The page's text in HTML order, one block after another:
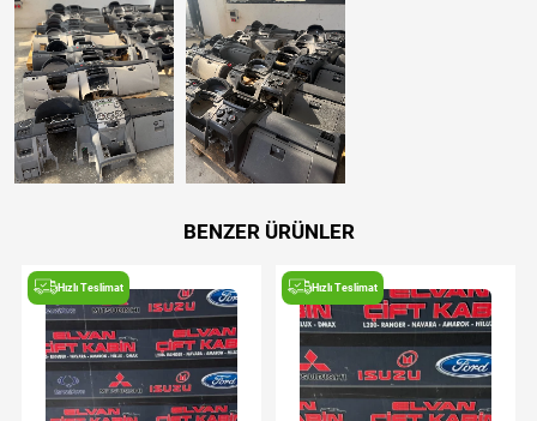
BENZER ÜRÜNLER
Hızlı Teslimat Hızlı Teslimat